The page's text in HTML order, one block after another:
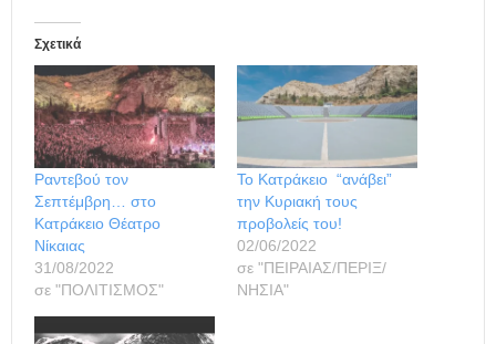
Σχετικά
Ραντεβού τον
Σεπτέμβρη… στο
Κατράκειο Θέατρο
Νίκαιας
31/08/2022
σε "ΠΟΛΙΤΙΣΜΟΣ"
Το Κατράκειο “ανάβει”
την Κυριακή τους
προβολείς του!
02/06/2022
σε "ΠΕΙΡΑΙΑΣ/ΠΕΡΙΞ/
ΝΗΣΙΑ"